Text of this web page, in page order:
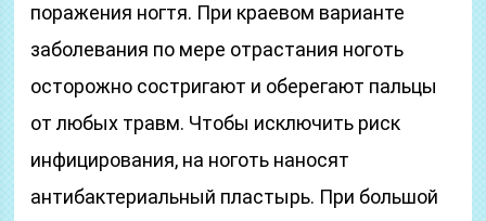
поражения ногтя. При краевом варианте
заболевания по мере отрастания ноготь
осторожно состригают и оберегают пальцы
от любых травм. Чтобы исключить риск
инфицирования, на ноготь наносят
антибактериальный пластырь. При большой